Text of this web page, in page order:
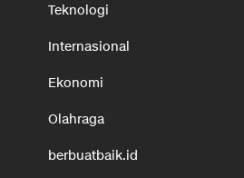
Teknologi
Internasional
Ekonomi
Olahraga
berbuatbaik.id